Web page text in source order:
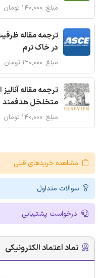
مبلغ: ۱۴۰,۰۰۰ تومان
ترجمه مقاله
در خاک نرم
مبلغ: ۱۲۰,۰۰۰ تومان
ترجمه مقاله
متخلخل هدفمند
مبلغ: ۱۴۰,۰۰۰ تومان
مشاهده خریدهای قبلی
سوالات متداول
درخواست پشتیبانی
نماد اعتماد الکترونیکی